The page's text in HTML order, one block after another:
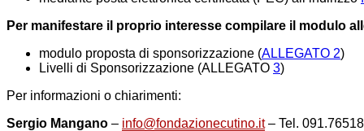
Per manifestare il proprio interesse compilare il modulo
modulo proposta di sponsorizzazione (ALLEGATO 2)
Livelli di Sponsorizzazione (ALLEGATO 3)
Per informazioni o chiarimenti:
Sergio Mangano – info@fondazionecutino.it– Tel.